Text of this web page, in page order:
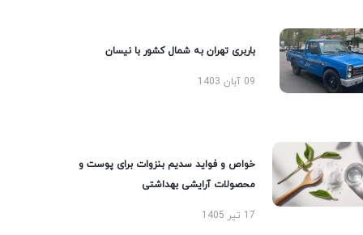
باربری تهران به شمال کشور با نیسان
09 آبان 1403
خواص و فواید سدیم بنزوات برای پوست و
محصولات آرایشی بهداشتی
17 تیر 1405